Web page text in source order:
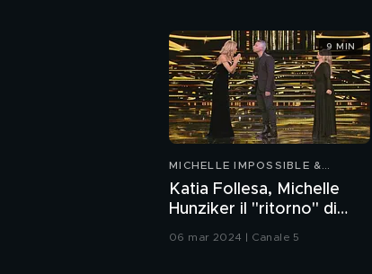
MICHELLE IMPOSSIBLE &
Katia Follesa, Michelle
Hunziker il "ritorno" di
Eros Ramazzotti
06 mar 2024 | Canale 5
9 MIN